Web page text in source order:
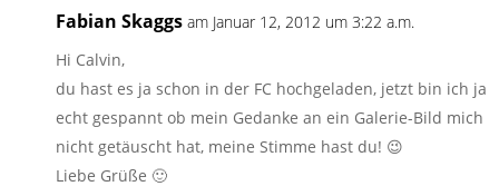
Fabian Skaggs am Januar 12, 2012 um 3:22 a.m.
Hi Calvin,
du hast es ja schon in der FC hochgeladen, jetzt bin ich ja
echt gespannt ob mein Gedanke an ein Galerie-Bild mich
nicht getäuscht hat, meine Stimme hast du! 😉
Liebe Grüße 🙂